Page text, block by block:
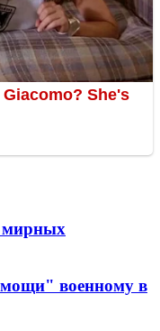
мирных
военному в